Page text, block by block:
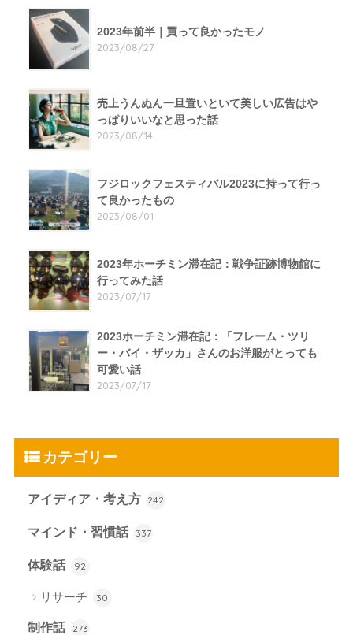
2023年前半｜買って良かったモノ
2023/08/27
売上うんぬん一旦置いといて美しい広告はや
っぱりいいなと思った話
2023/08/14
フジロックフェスティバル2023に持って行っ
て良かったもの
2023/08/01
2023年ホーチミン滞在記：戦争証跡博物館に
行ってみた話
2023/07/17
2023ホーチミン滞在記：「フレーム・ツリ
ー・バイ・ザッカ」さんのお洋服がとっても
可愛い話
2023/07/17
カテゴリー
アイディア・考え方 242
マインド・習慣話 337
体験話 92
リサーチ 30
制作話 273